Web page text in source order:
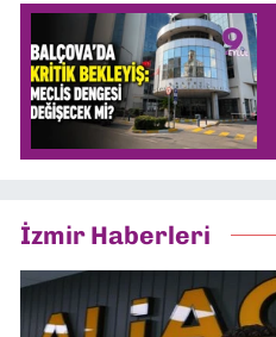
İzmir Haberleri